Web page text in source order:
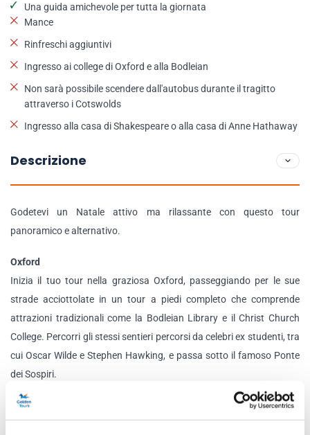
Una guida amichevole per tutta la giornata
Mance
Rinfreschi aggiuntivi
Ingresso ai college di Oxford e alla Bodleian
Non sarà possibile scendere dall'autobus durante il tragitto
attraverso i Cotswolds
Ingresso alla casa di Shakespeare o alla casa di Anne Hathaway
Descrizione
Godetevi un Natale attivo ma rilassante con questo tour
panoramico e alternativo.
Oxford
Inizia il tuo tour nella graziosa Oxford, passeggiando per le sue
strade acciottolate in un tour a piedi completo che comprende
attrazioni tradizionali come la Bodleian Library e il Christ Church
College. Percorri gli stessi sentieri percorsi da celebri ex studenti, tra
cui Oscar Wilde e Stephen Hawking, e passa sotto il famoso Ponte
dei Sospiri.
Stratford-upon-Avon e un pranzo di Natale tradizionale